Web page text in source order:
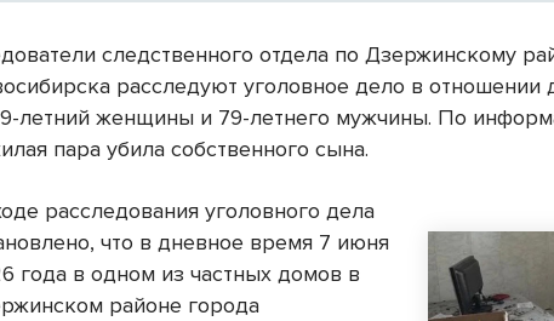
следственного отдела по Дзержинскому
расследуют уголовное дело в отношении
летний женщины и 79-летнего мужчины. По
пара убила собственного сына.
расследования уголовного дела
что в дневное время 7 июня
года в одном из частных домов в
районе города